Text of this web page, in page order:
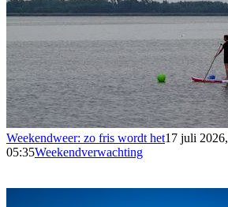
Weekendweer: zo fris wordt het17 juli 2026,
05:35Weekendverwachting